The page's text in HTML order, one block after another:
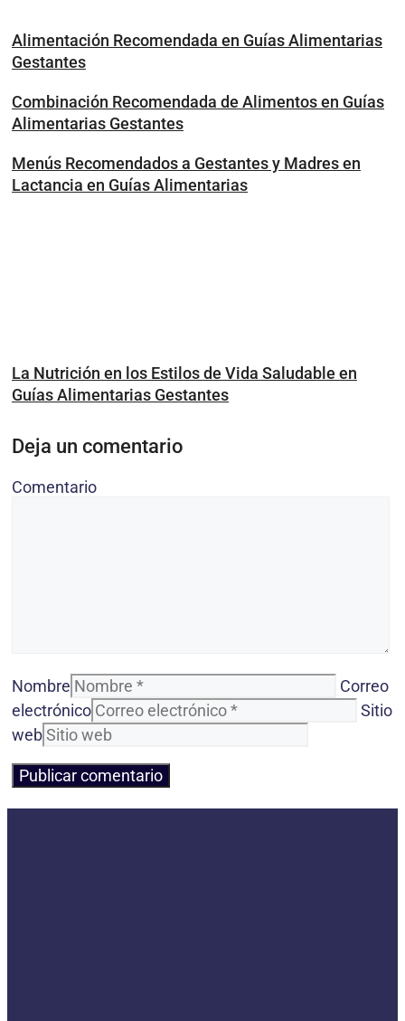
Alimentación Recomendada en Guías Alimentarias
Gestantes
Combinación Recomendada de Alimentos en Guías
Alimentarias Gestantes
Menús Recomendados a Gestantes y Madres en
Lactancia en Guías Alimentarias
La Nutrición en los Estilos de Vida Saludable en
Guías Alimentarias Gestantes
Deja un comentario
Comentario
Nombre
Correo
electrónico
Sitio
web